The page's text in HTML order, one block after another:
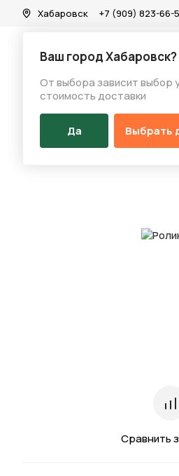
Хабаровск
Ваш город Хабаровск?
От выбора зависит выбор
стоимость доставки
Да Выбрать
+7 (909) 823-66-
На главную
Каталог/Запчасти/
Сравнить